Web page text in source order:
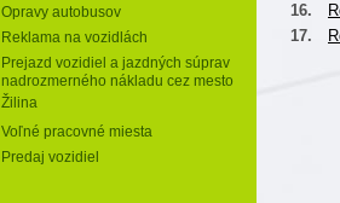
Opravy autobusov
Reklama na vozidlách
Prejazd vozidiel a jazdných súprav
nadrozmerného nákladu cez mesto
Žilina
Voľné pracovné miesta
Predaj vozidiel
16.
17.